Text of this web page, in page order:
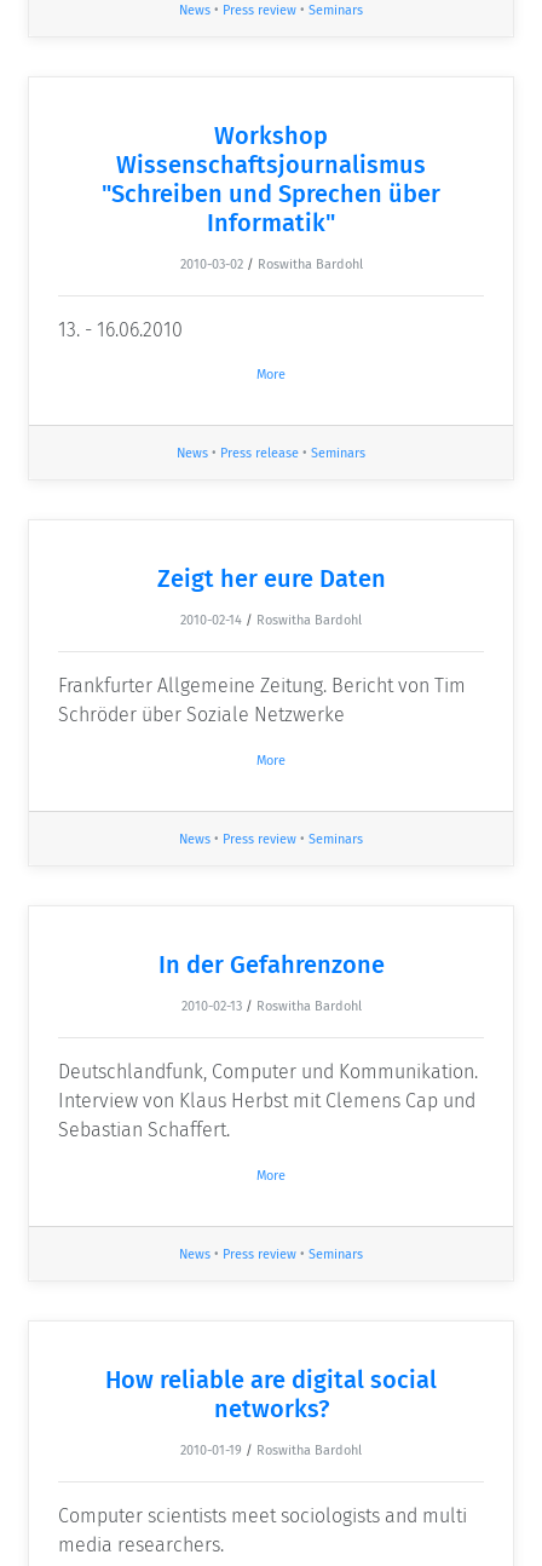
News • Press review • Seminars
Workshop
Wissenschaftsjournalismus
"Schreiben und Sprechen über
Informatik"
2010-03-02 / Roswitha Bardohl
13. - 16.06.2010
More
News • Press release • Seminars
Zeigt her eure Daten
2010-02-14 / Roswitha Bardohl
Frankfurter Allgemeine Zeitung. Bericht von Tim
Schröder über Soziale Netzwerke
More
News • Press review • Seminars
In der Gefahrenzone
2010-02-13 / Roswitha Bardohl
Deutschlandfunk, Computer und Kommunikation.
Interview von Klaus Herbst mit Clemens Cap und
Sebastian Schaffert.
More
News • Press review • Seminars
How reliable are digital social
networks?
2010-01-19 / Roswitha Bardohl
Computer scientists meet sociologists and multi
media researchers.